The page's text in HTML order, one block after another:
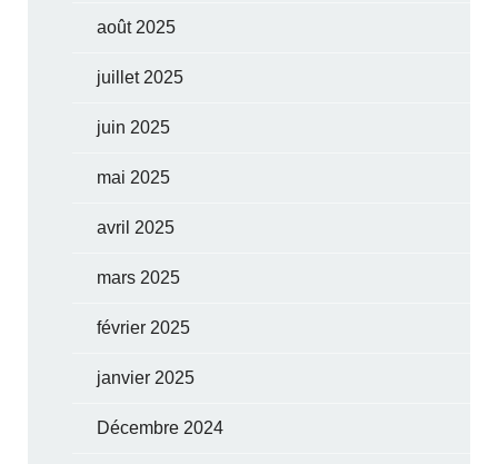
août 2025
juillet 2025
juin 2025
mai 2025
avril 2025
mars 2025
février 2025
janvier 2025
Décembre 2024